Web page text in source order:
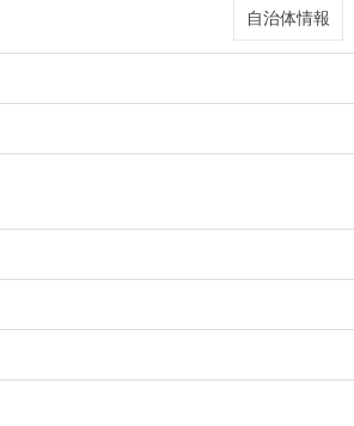
自治体情報